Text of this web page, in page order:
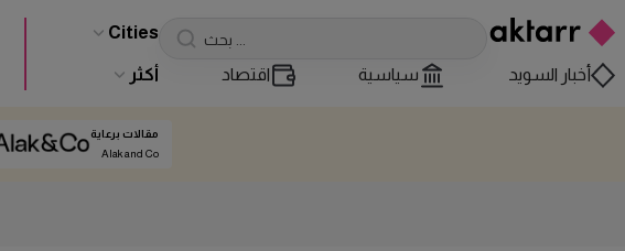
Cities
أخبار السويد سياسية اقتصاد أكثر
مقالات برعاية
Alak and Co